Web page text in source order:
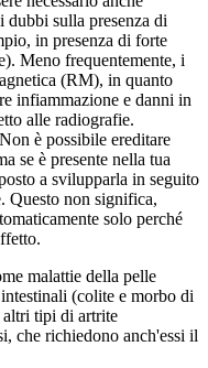
dubbi sulla presenza di
in presenza di forte
Meno frequentemente, i
(RM), in quanto
infiammazione e danni in
alle radiografie.
è possibile ereditare
se è presente nella tua
a svilupparla in seguito
Questo non significa,
solo perché
malattie della pelle
(colite e morbo di
altri tipi di artrite
che richiedono anch'essi il